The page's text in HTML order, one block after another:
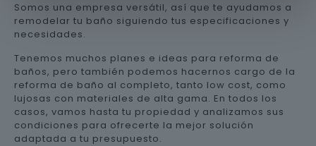
Somos una empresa versátil, así que te ayudamos a
remodelar tu baño siguiendo tus especificaciones y
necesidades.
Tenemos muchos planes e ideas para reforma de
baños, pero también podemos hacernos cargo de la
reforma de baño al completo, tanto low cost, como
lujosas con materiales de alta gama. En todos los
casos, vamos hasta tu propiedad y analizamos sus
condiciones para ofrecerte la mejor solución
adaptada a tu presupuesto.